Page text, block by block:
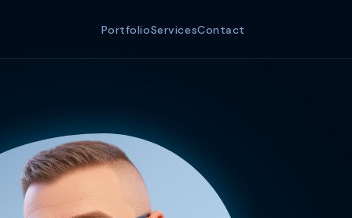
PortfolioServicesContact